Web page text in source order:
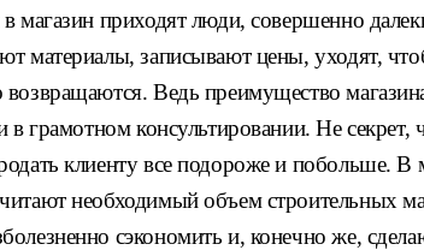
магазин приходят люди, совершенно
материалы, записывают цены, уходят,
возвращаются. Ведь преимущество
в грамотном консультировании. Не секрет,
клиенту все подороже и побольше. В
необходимый объем строительных
сэкономить и, конечно же,